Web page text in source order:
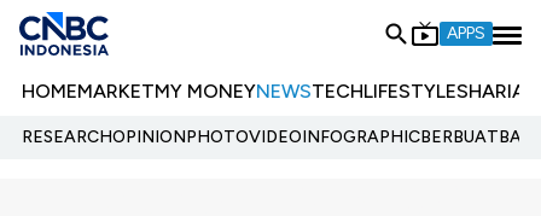
APPS
HOMEMARKETMY MONEYNEWSTECHLIFESTYLESHARIA
RESEARCHOPINIONPHOTOVIDEOINFOGRAPHIC